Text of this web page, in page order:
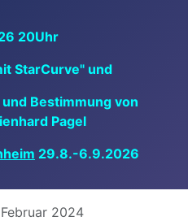
20Uhr
StarCurve" und
Bestimmung von
Pagel
29.8.-6.9.2026
2024